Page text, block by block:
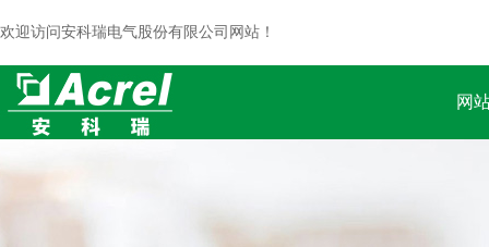
欢迎访问安科瑞电气股份有限公司网站！
网